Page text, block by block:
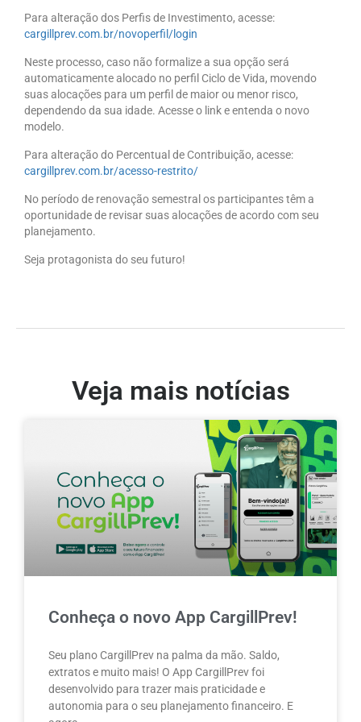
Para alteração dos Perfis de Investimento, acesse:
cargillprev.com.br/novoperfil/login
Neste processo, caso não formalize a sua opção será
automaticamente alocado no perfil Ciclo de Vida, movendo
suas alocações para um perfil de maior ou menor risco,
dependendo da sua idade. Acesse o link e entenda o novo
modelo.
Para alteração do Percentual de Contribuição, acesse:
cargillprev.com.br/acesso-restrito/
No período de renovação semestral os participantes têm a
oportunidade de revisar suas alocações de acordo com seu
planejamento.
Seja protagonista do seu futuro!
Veja mais notícias
Conheça o novo App CargillPrev!
Seu plano CargillPrev na palma da mão. Saldo,
extratos e muito mais! O App CargillPrev foi
desenvolvido para trazer mais praticidade e
autonomia para o seu planejamento financeiro. E